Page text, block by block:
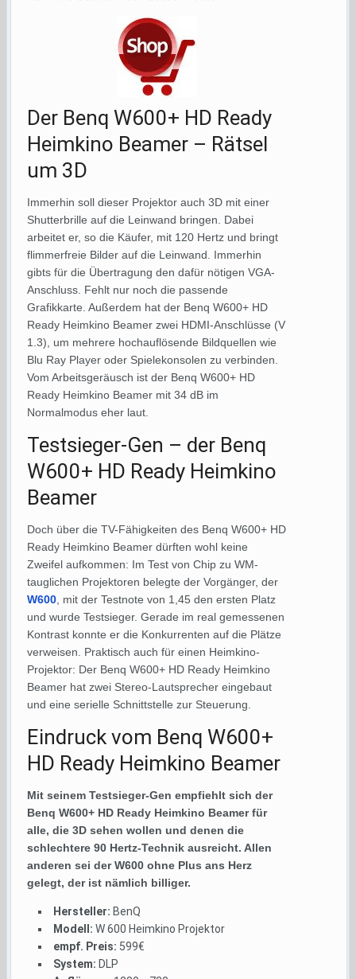
Der Benq W600+ HD Ready
Heimkino Beamer – Rätsel
um 3D
Immerhin soll dieser Projektor auch 3D mit einer
Shutterbrille auf die Leinwand bringen. Dabei
arbeitet er, so die Käufer, mit 120 Hertz und bringt
flimmerfreie Bilder auf die Leinwand. Immerhin
gibts für die Übertragung den dafür nötigen VGA-
Anschluss. Fehlt nur noch die passende
Grafikkarte. Außerdem hat der Benq W600+ HD
Ready Heimkino Beamer zwei HDMI-Anschlüsse (V
1.3), um mehrere hochauflösende Bildquellen wie
Blu Ray Player oder Spielekonsolen zu verbinden.
Vom Arbeitsgeräusch ist der Benq W600+ HD
Ready Heimkino Beamer mit 34 dB im
Normalmodus eher laut.
Testsieger-Gen – der Benq
W600+ HD Ready Heimkino
Beamer
Doch über die TV-Fähigkeiten des Benq W600+ HD
Ready Heimkino Beamer dürften wohl keine
Zweifel aufkommen: Im Test von Chip zu WM-
tauglichen Projektoren belegte der Vorgänger, der
W600, mit der Testnote von 1,45 den ersten Platz
und wurde Testsieger. Gerade im real gemessenen
Kontrast konnte er die Konkurrenten auf die Plätze
verweisen. Praktisch auch für einen Heimkino-
Projektor: Der Benq W600+ HD Ready Heimkino
Beamer hat zwei Stereo-Lautsprecher eingebaut
und eine serielle Schnittstelle zur Steuerung.
Eindruck vom Benq W600+
HD Ready Heimkino Beamer
Mit seinem Testsieger-Gen empfiehlt sich der
Benq W600+ HD Ready Heimkino Beamer für
alle, die 3D sehen wollen und denen die
schlechtere 90 Hertz-Technik ausreicht. Allen
anderen sei der W600 ohne Plus ans Herz
gelegt, der ist nämlich billiger.
Hersteller: BenQ
Modell:W 600 Heimkino Projektor
empf. Preis: 599€
System: DLP